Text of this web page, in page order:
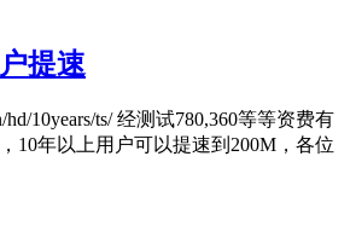
提速
hd/10years/ts/ 经测试780,360等等资费有
10年以上用户可以提速到200M，各位